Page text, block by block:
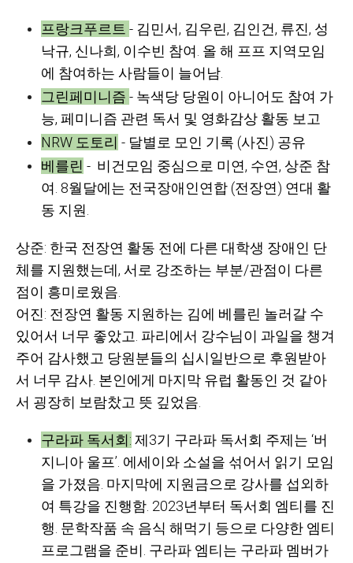
프랑크푸르트 - 김민서, 김우린, 김인건, 류진, 성
낙규, 신나희, 이수빈 참여. 올 해 프프 지역모임
에 참여하는 사람들이 늘어남.
그린페미니즘 - 녹색당 당원이 아니어도 참여 가
능, 페미니즘 관련 독서 및 영화감상 활동 보고
NRW 도토리 - 달별로 모인 기록 (사진) 공유
베를린 - 비건모임 중심으로 미연, 수연, 상준 참
여. 8월달에는 전국장애인연합 (전장연) 연대 활
동 지원.
상준: 한국 전장연 활동 전에 다른 대학생 장애인 단
체를 지원했는데, 서로 강조하는 부분/관점이 다른
점이 흥미로웠음.
어진: 전장연 활동 지원하는 김에 베를린 놀러갈 수
있어서 너무 좋았고. 파리에서 강수님이 과일을 챙겨
주어 감사했고 당원분들의 십시일반으로 후원받아
서 너무 감사. 본인에게 마지막 유럽 활동인 것 같아
서 굉장히 보람찼고 뜻 깊었음.
구라파 독서회: 제3기 구라파 독서회 주제는 ‘버
지니아 울프’. 에세이와 소설을 섞어서 읽기 모임
을 가졌음. 마지막에 지원금으로 강사를 섭외하
여 특강을 진행함. 2023년부터 독서회 엠티를 진
행. 문학작품 속 음식 해먹기 등으로 다양한 엠티
프로그램을 준비. 구라파 엠티는 구라파 멤버가